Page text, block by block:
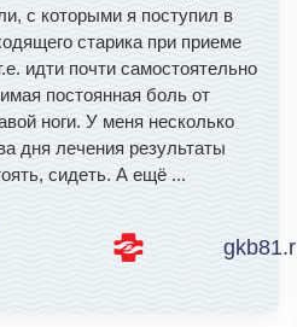
с которыми я поступил в
старика при приеме
идти почти самостоятельно
постоянная боль от
ноги. У меня несколько
дня лечения результаты
сидеть. А ещё ...